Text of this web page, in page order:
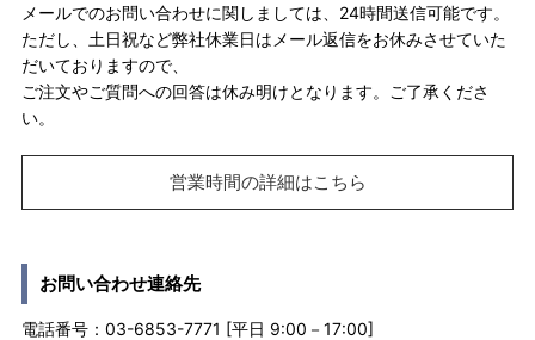
メールでのお問い合わせに関しましては、24時間送信可能です。
ただし、土日祝など弊社休業日はメール返信をお休みさせていた
だいておりますので、
ご注文やご質問への回答は休み明けとなります。ご了承くださ
い。
営業時間の詳細はこちら
お問い合わせ連絡先
電話番号：03-6853-7771 [平日 9:00－17:00]